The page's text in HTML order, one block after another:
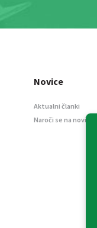
Novice
Aktualni članki
Naroči se na novice